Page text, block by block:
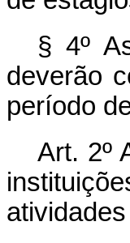
§ 4º
deverão
período
Art. 2º